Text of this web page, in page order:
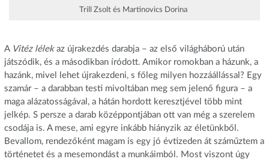
Trill Zsolt és Martinovics Dorina
A Vitéz lélekaz újrakezdés darabja – az első világháború után
játszódik, és a másodikban íródott. Amikor romokban a házunk, a
hazánk, mivel lehet újrakezdeni, s főleg milyen hozzáállással? Egy
szamár – a darabban testi mivoltában meg sem jelenő figura – a
maga alázatosságával, a hátán hordott keresztjével több mint
jelkép. S persze a darab középpontjában ott van még a szerelem
csodája is. A mese, ami egyre inkább hiányzik az életünkből.
Bevallom, rendezőként magam is egy jó évtizeden át száműztem a
történetet és a mesemondást a munkáimból. Most viszont úgy